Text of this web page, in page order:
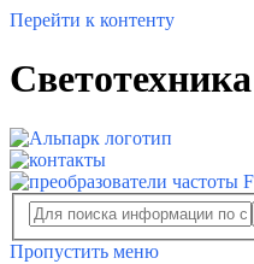
Перейти к контенту
Пропустить меню